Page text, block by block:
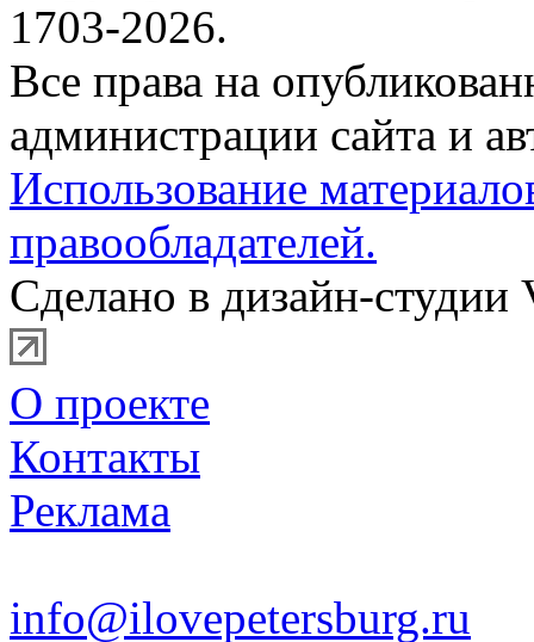
1703-2026.
Все права на
администрации сайта и
Использование
правообладателей.
Сделано в дизайн-студии
О проекте
Контакты
Реклама
info@ilovepetersburg.ru